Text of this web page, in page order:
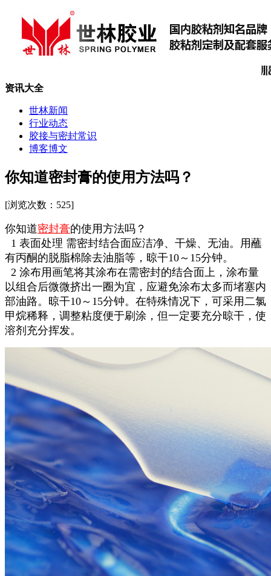
资讯大全
世林新闻
行业动态
胶接与密封常识
博客博文
你知道密封膏的使用方法吗？
[浏览次数： 525]
你知道密封膏的使用方法吗？
1 表面处理 需密封结合面应洁净、干燥、无油。用蘸
有丙酮的脱脂棉除去油脂等，晾干10～15分钟。
2 涂布用画笔将其涂布在需密封的结合面上，涂布量
以组合后微微挤出一圈为宜，应避免涂布太多而堵塞内
部油路。晾干10～15分钟。在特殊情况下，可采用二氯
甲烷稀释，调整粘度便于刷涂，但一定要充分晾干，使
溶剂充分挥发。